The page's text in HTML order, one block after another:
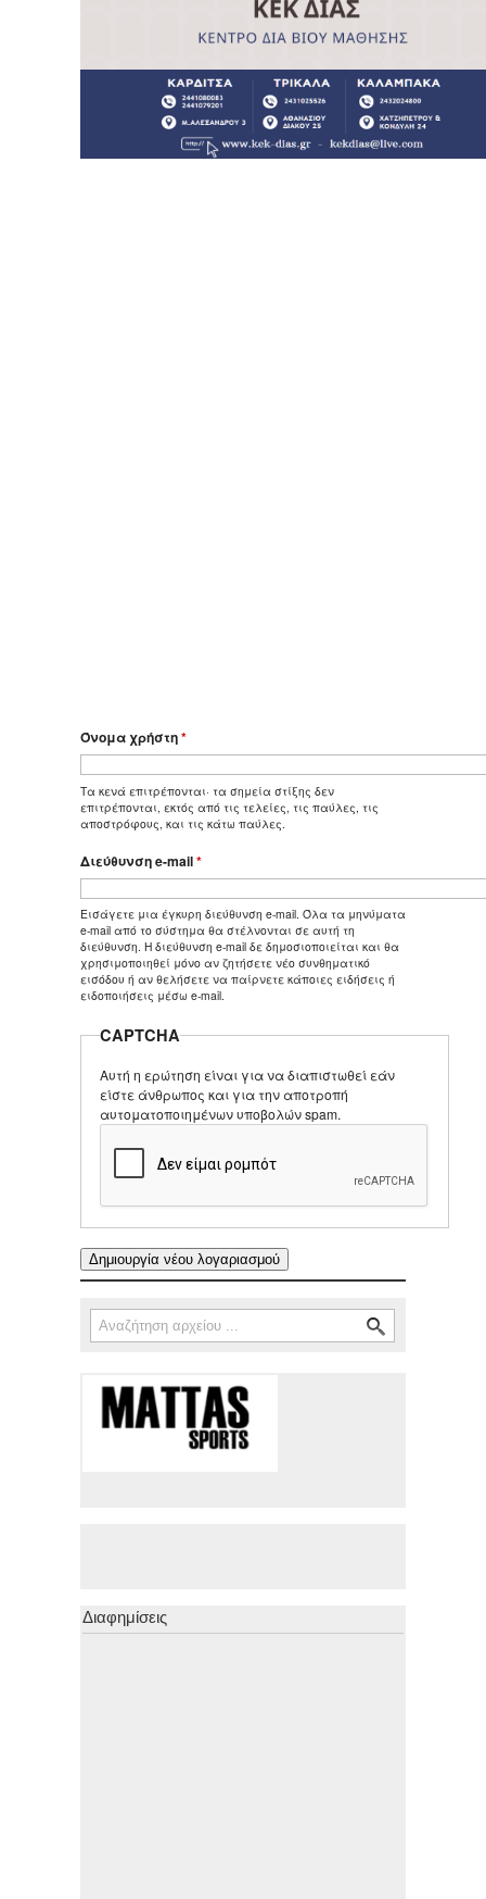
Όνομα χρήστη*
Τα κενά επιτρέπονται· τα σημεία στίξης δεν
επιτρέπονται, εκτός από τις τελείες, τις παύλες, τις
αποστρόφους, και τις κάτω παύλες.
Διεύθυνση e-mail*
Εισάγετε μια έγκυρη διεύθυνση e-mail. Όλα τα μηνύματα
e-mail από το σύστημα θα στέλνονται σε αυτή τη
διεύθυνση. Η διεύθυνση e-mail δε δημοσιοποιείται και θα
χρησιμοποιηθεί μόνο αν ζητήσετε νέο συνθηματικό
εισόδου ή αν θελήσετε να παίρνετε κάποιες ειδήσεις ή
ειδοποιήσεις μέσω e-mail.
CAPTCHA
Αυτή η ερώτηση είναι για να διαπιστωθεί εάν
είστε άνθρωπος και για την αποτροπή
αυτοματοποιημένων υποβολών spam.
Φόρμα αναζήτησης
Αναζήτηση
Διαφημίσεις